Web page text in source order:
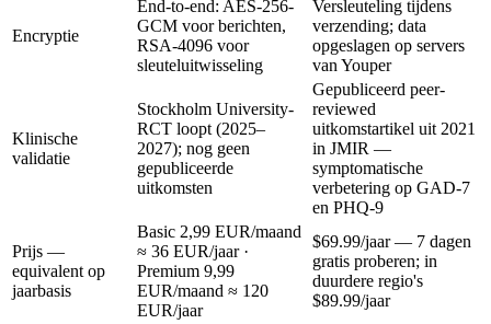
Encryptie
End-to-end: AES-256-
GCM voor berichten,
RSA-4096 voor
sleuteluitwisseling
Versleuteling tijdens
verzending; data
opgeslagen op servers
van Youper
Klinische
validatie
Stockholm University-
RCT loopt (2025–
2027); nog geen
gepubliceerde
uitkomsten
Gepubliceerd peer-
reviewed
uitkomstartikel uit 2021
in JMIR —
symptomatische
verbetering op GAD-7
en PHQ-9
Prijs —
equivalent op
jaarbasis
Basic 2,99 EUR/maand
≈ 36 EUR/jaar·
Premium 9,99
EUR/maand ≈ 120
EUR/jaar
$69.99/jaar— 7 dagen
gratis proberen; in
duurdere regio's
$89.99/jaar